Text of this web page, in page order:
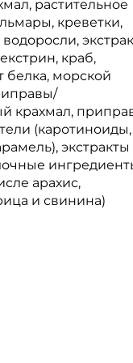
растительное
креветки,
краб,
белка, морской
крахмал,
(каротиноиды,
экстракты
арахис,
и свинина)